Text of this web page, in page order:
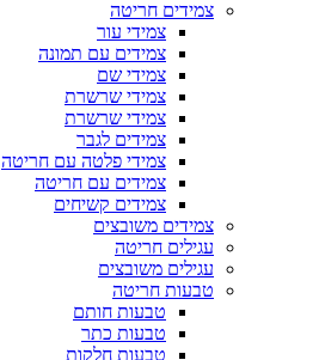
צמידים חריטה
צמידי עור
צמידים עם תמונה
צמידי שם
צמידי שרשרת
צמידי שרשרת
צמידים לגבר
צמידי פלטה עם חריטה
צמידים עם חריטה
צמידים קשיחים
צמידים משובצים
עגילים חריטה
עגילים משובצים
טבעות חריטה
טבעות חותם
טבעות כתר
טבעות חלקות